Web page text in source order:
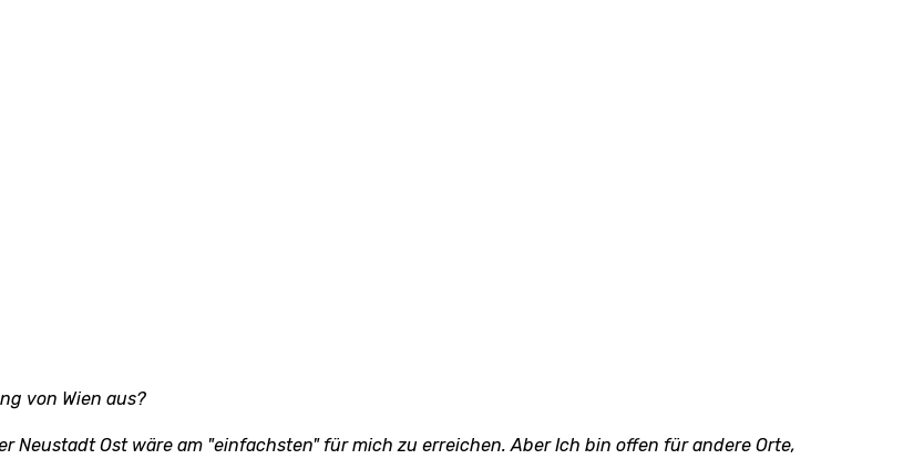
von Wien aus?
Neustadt Ost wäre am "einfachsten" für mich zu erreichen. Aber Ich bin offen für andere Orte,